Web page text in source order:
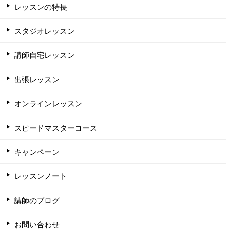
レッスンの特長
スタジオレッスン
講師自宅レッスン
出張レッスン
オンラインレッスン
スピードマスターコース
キャンペーン
レッスンノート
講師のブログ
お問い合わせ